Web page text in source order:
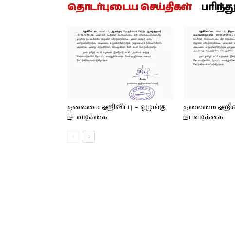
தொடர்புடைய செய்திகள்
தலைமை அறிவிப்பு – ஒழுங்கு
நடவடிக்கை
தலைமை
நடவடிக்கை